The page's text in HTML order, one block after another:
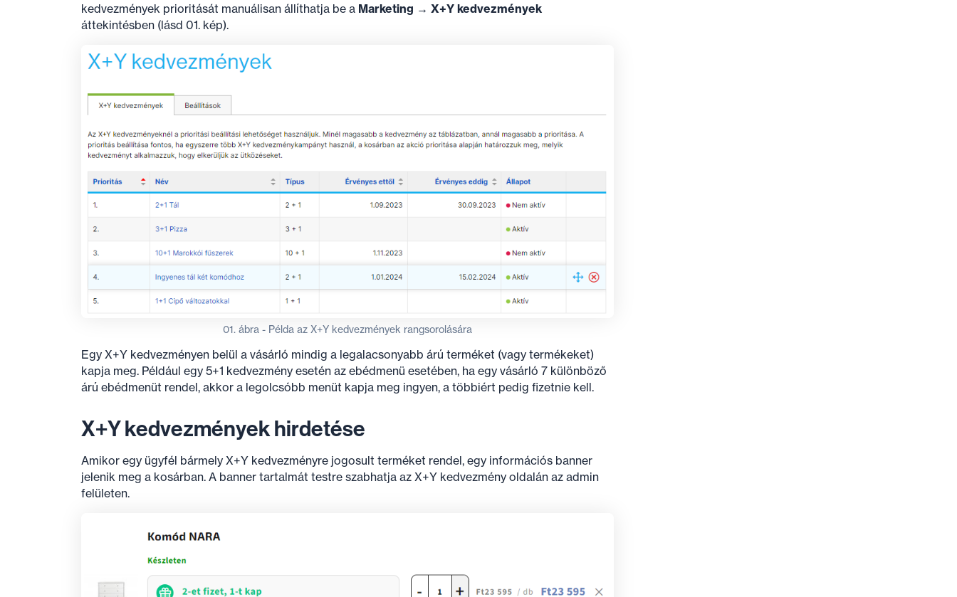
kedvezmények prioritását manuálisan állíthatja be a Marketing → X+Y kedvezmények
áttekintésben (lásd 01. kép).
01. ábra - Példa az X+Y kedvezmények rangsorolására
Egy X+Y kedvezményen belül a vásárló mindig a legalacsonyabb árú terméket (vagy termékeket)
kapja meg. Például egy 5+1 kedvezmény esetén az ebédmenü esetében, ha egy vásárló 7 különböző
árú ebédmenüt rendel, akkor a legolcsóbb menüt kapja meg ingyen, a többiért pedig fizetnie kell.
X+Y kedvezmények hirdetése
Amikor egy ügyfél bármely X+Y kedvezményre jogosult terméket rendel, egy információs banner
jelenik meg a kosárban. A banner tartalmát testre szabhatja az X+Y kedvezmény oldalán az admin
felületen.